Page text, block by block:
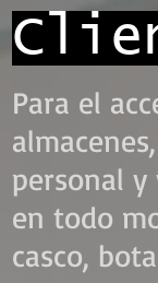
Para el
personal
en todo
casco,